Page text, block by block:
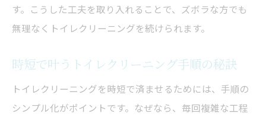
す。こうした工夫を取り入れることで、ズボラな方でも
無理なくトイレクリーニングを続けられます。
時短で叶うトイレクリーニング手順の秘訣
トイレクリーニングを時短で済ませるためには、手順の
シンプル化がポイントです。なぜなら、毎回複雑な工程